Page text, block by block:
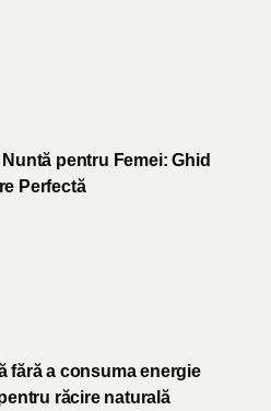
pentru Femei: Ghid
Perfectă
fără a consuma energie
răcire naturală